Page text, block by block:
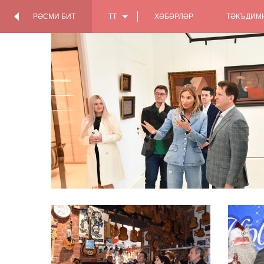
РӘСМИ БИТ TT ХӘБӘРЛӘР
АРТЫНДА
РӘСМИ БИТ